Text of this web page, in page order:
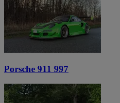
Porsche 911 997